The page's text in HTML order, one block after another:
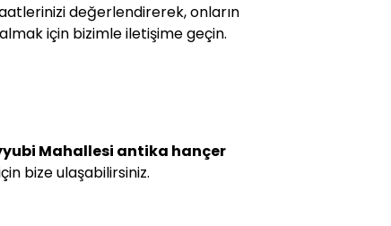
değerlendirerek, onların
için bizimle iletişime geçin.
Mahallesi antika hançer
bize ulaşabilirsiniz.